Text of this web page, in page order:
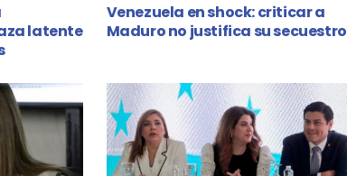
latente
Venezuela en shock: criticar a
Maduro no justifica su secuestro